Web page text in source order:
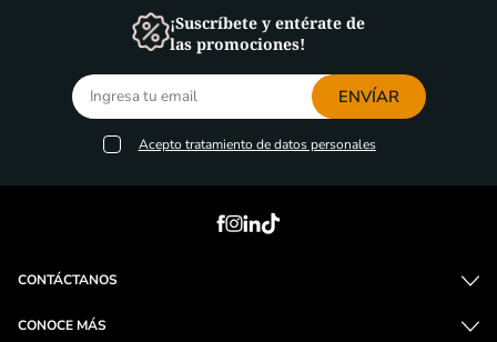
¡Suscríbete y entérate de
las promociones!
ENVÍAR
Acepto tratamiento de datos personales
CONTÁCTANOS
CONOCE MÁS